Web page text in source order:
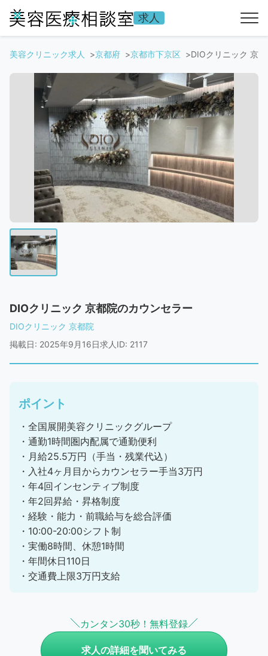
求人
美容クリニック求人 京都府 京都市下京区 DIOクリニック 京
DIOクリニック 京都院のカウンセラー
DIOクリニック 京都院
掲載日: 2025年9月16日求人ID: 2117
ポイント
・全国展開美容クリニックグループ
・通勤1時間圏内配属で通勤便利
・月給25.5万円（手当・残業代込）
・入社4ヶ月目からカウンセラー手当3万円
・年4回インセンティブ制度
・年2回昇給・昇格制度
・経験・能力・前職給与を総合評価
・10:00-20:00シフト制
・実働8時間、休憩1時間
・年間休日110日
・交通費上限3万円支給
カンタン30秒！無料登録
求人の詳細を聞いてみる